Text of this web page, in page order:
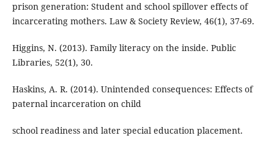
prison generation: Student and school spillover effects of
incarcerating mothers. Law & Society Review, 46(1), 37-69.
Higgins, N. (2013). Family literacy on the inside. Public
Libraries, 52(1), 30.
Haskins, A. R. (2014). Unintended consequences: Effects of
paternal incarceration on child
school readiness and later special education placement.